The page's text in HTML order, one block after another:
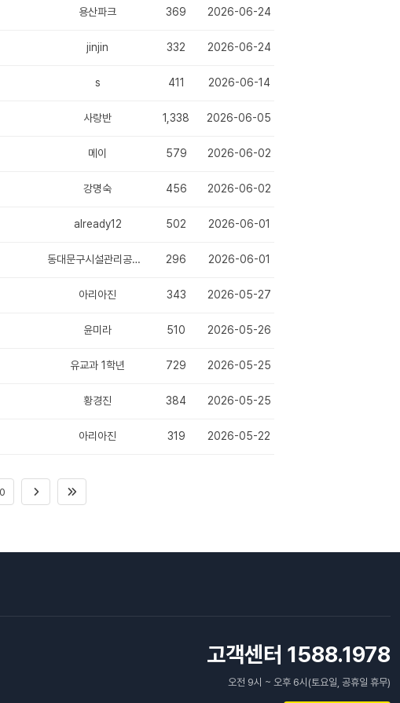
용산파크 369 2026-06-24
jinjin 332 2026-06-24
s 411 2026-06-14
사랑반 1,338 2026-06-05
메이 579 2026-06-02
강명숙 456 2026-06-02
already12 502 2026-06-01
동대문구시설관리공단 채용 296 2026-06-01
아리아진 343 2026-05-27
윤미라 510 2026-05-26
유교과 1학년 729 2026-05-25
황경진 384 2026-05-25
아리아진 319 2026-05-22
고객센터 1588.1978
오전 9시 ~ 오후 6시(토요일, 공휴일 휴무)